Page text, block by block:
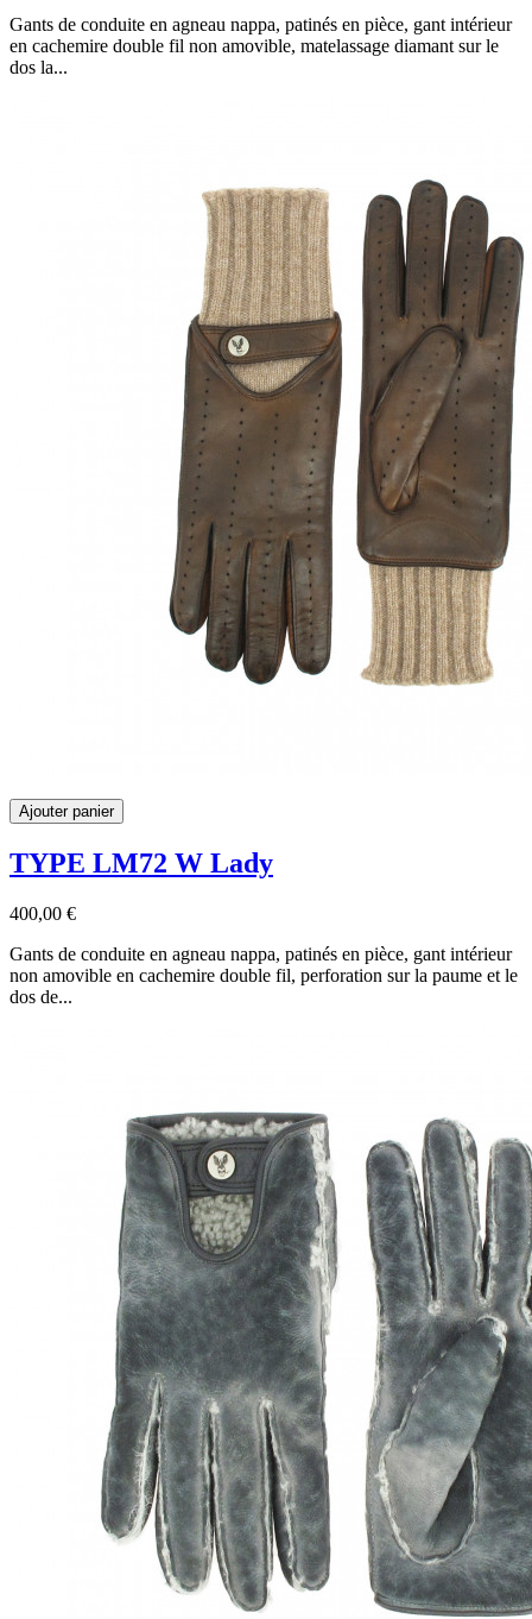
Gants de conduite en agneau nappa, patinés en pièce, gant intérieur
en cachemire double fil non amovible, matelassage diamant sur le
dos la...
Ajouter panier
TYPE LM72 W Lady
400,00 €
Gants de conduite en agneau nappa, patinés en pièce, gant intérieur
non amovible en cachemire double fil, perforation sur la paume et le
dos de...